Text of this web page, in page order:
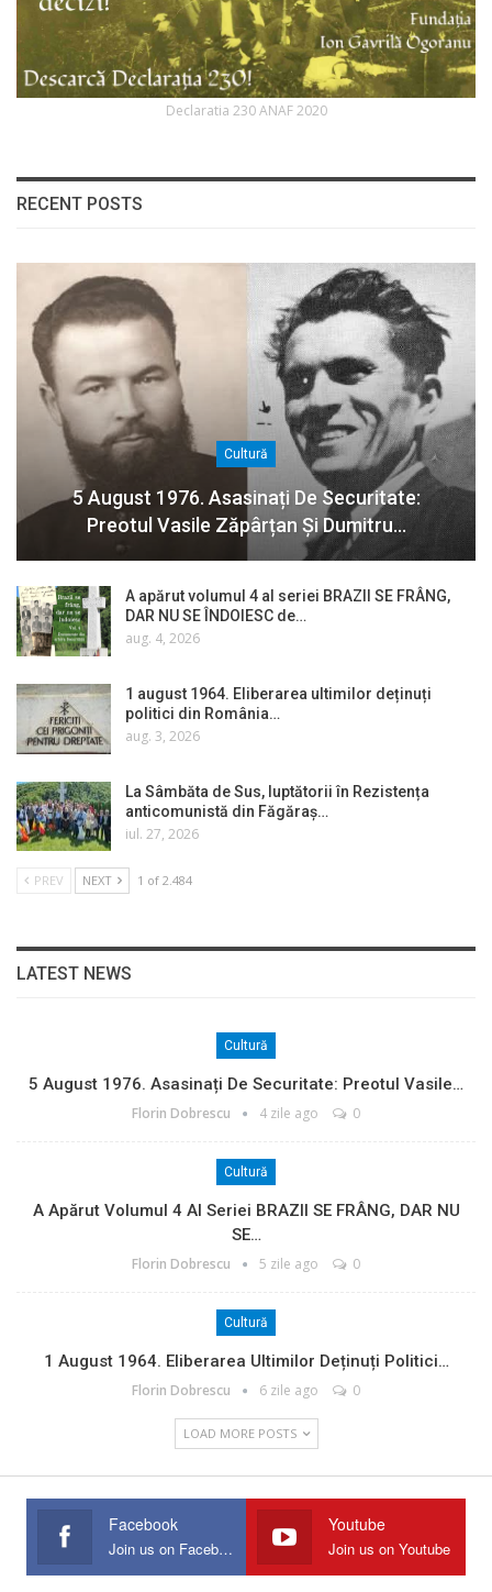
Declaratia 230 ANAF 2020
RECENT POSTS
Cultură
5 August 1976. Asasinați De Securitate:
Preotul Vasile Zăpârțan Și Dumitru…
A apărut volumul 4 al seriei BRAZII SE FRÂNG,
DAR NU SE ÎNDOIESC de…
aug. 4, 2026
1 august 1964. Eliberarea ultimilor deținuți
politici din România…
aug. 3, 2026
La Sâmbăta de Sus, luptătorii în Rezistența
anticomunistă din Făgăraș…
iul. 27, 2026
PREV NEXT 1 of 2.484
LATEST NEWS
Cultură
5 August 1976. Asasinați De Securitate: Preotul Vasile…
Florin Dobrescu 4 zile ago 0
Cultură
A Apărut Volumul 4 Al Seriei BRAZII SE FRÂNG, DAR NU
SE…
Florin Dobrescu 5 zile ago 0
Cultură
1 August 1964. Eliberarea Ultimilor Deținuți Politici…
Florin Dobrescu 6 zile ago 0
LOAD MORE POSTS
Facebook
Join us on Facebook
Youtube
Join us on Youtube